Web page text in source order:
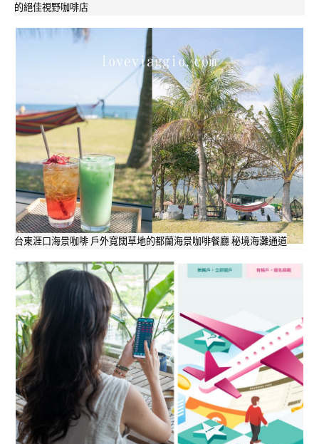
的絕佳視野咖啡店
台東涯口海景咖啡 戶外寬闊草地的都蘭海景咖啡餐廳 秘境海灘通道